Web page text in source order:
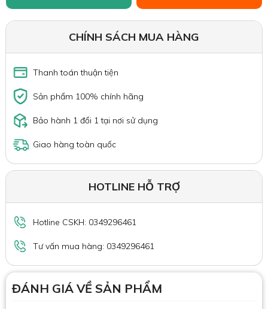
CHÍNH SÁCH MUA HÀNG
Thanh toán thuận tiện
Sản phẩm 100% chính hãng
Bảo hành 1 đổi 1 tại nơi sử dụng
Giao hàng toàn quốc
HOTLINE HỖ TRỢ
Hotline CSKH: 0349296461
Tư vấn mua hàng: 0349296461
ĐÁNH GIÁ VỀ SẢN PHẨM